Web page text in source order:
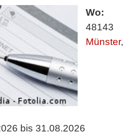
Wo:
48143
Münster,
bis 31.08.2026